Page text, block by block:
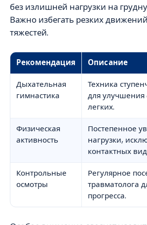
без излишней нагрузки на
Важно избегать резких
тяжестей.
Рекомендация Описание
Дыхательная
гимнастика
Техника
для
легких.
Физическая
активность
Постепенное
нагрузки,
контактных
Контрольные
осмотры
Регулярное
травматолога
прогресса.